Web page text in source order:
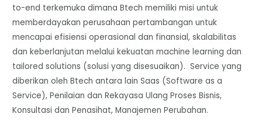
to-end terkemuka dimana Btech memiliki misi untuk
memberdayakan perusahaan pertambangan untuk
mencapai efisiensi operasional dan finansial, skalabilitas
dan keberlanjutan melalui kekuatan machine learning dan
tailored solutions (solusi yang disesuaikan). Service yang
diberikan oleh Btech antara lain Saas (Software as a
Service), Penilaian dan Rekayasa Ulang Proses Bisnis,
Konsultasi dan Penasihat, Manajemen Perubahan.